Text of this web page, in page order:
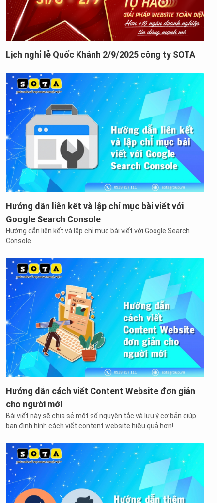
Lịch nghỉ lễ Quốc Khánh 2/9/2025 công ty SOTA
Hướng dẫn liên kết và lập chỉ mục bài viết với
Google Search Console
Hướng dẫn liên kết và lập chỉ mục bài viết với Google Search
Console
Hướng dẫn cách viết Content Website đơn giản
cho người mới
Bài viết này sẽ chia sẻ một số nguyên tắc và lưu ý cơ bản giúp
bạn định hình cách viết content website hiệu quả hơn!